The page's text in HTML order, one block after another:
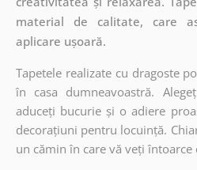
material de calitate, care
aplicare ușoară.
Tapetele realizate cu dragoste
în casa dumneavoastră.
aduceți bucurie și o adiere
decorațiuni pentru locuință.
un cămin în care vă veți întoarce